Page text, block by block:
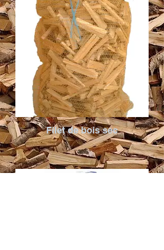
Filet de bois sec